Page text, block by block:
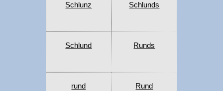
Schlunz Schlunds
Schlund Runds
rund Rund